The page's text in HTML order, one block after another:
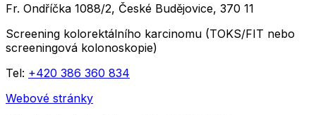
Fr. Ondříčka 1088/2, České Budějovice, 370 11
Screening kolorektálního karcinomu (TOKS/FIT nebo
screeningová kolonoskopie)
Tel: +420 386 360 834
Webové stránky